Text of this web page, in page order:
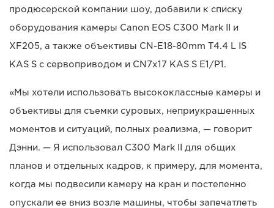
продюсерской компании шоу, добавили к списку
оборудования камеры Canon EOS C300 Mark II и
XF205, а также объективы CN-E18-80mm T4.4 L IS
KAS S с сервоприводом и CN7x17 KAS S E1/P1.
«Мы хотели использовать высококлассные камеры и
объективы для съемки суровых, неприукрашенных
моментов и ситуаций, полных реализма, — говорит
Дэнни. — Я использовал C300 Mark II для общих
планов и отдельных кадров, к примеру, для момента,
когда мы подвесили камеру на кран и постепенно
опускали ее вниз возле машины, чтобы запечатлеть